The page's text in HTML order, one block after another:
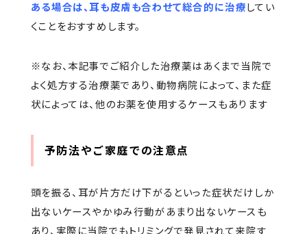
ある場合は、耳も皮膚も合わせて総合的に治療してい
くことをおすすめします。
※なお、本記事でご紹介した治療薬はあくまで当院で
よく処方する治療薬であり、動物病院によって、また症
状によっては、他のお薬を使用するケースもあります
予防法やご家庭での注意点
頭を振る、耳が片方だけ下がるといった症状だけしか
出ないケースやかゆみ行動があまり出ないケースも
あり、実際に当院でもトリミングで発見されて来院す